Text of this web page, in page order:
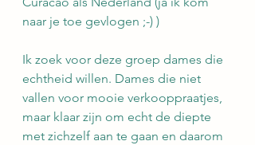
naar je toe gevlogen ;-) )
Ik zoek voor deze groep dames die
echtheid willen. Dames die niet
vallen voor mooie verkooppraatjes,
maar klaar zijn om echt de diepte
met zichzelf aan te gaan en daarom